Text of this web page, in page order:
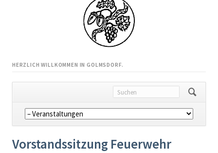
HERZLICH WILLKOMMEN IN GOLMSDORF.
Navigation
überspringen
Vorstandssitzung Feuerwehr